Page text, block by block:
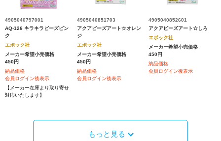
4905040797001
AQ-126 キラキラビーズピン
ク
エポック社
メーカー希望小売価格
450円
納品価格
会員ログイン後表示
【メーカー在庫より取り寄せ
対応いたします】
4905040851703
アクアビーズアート☆オレン
ジ
エポック社
メーカー希望小売価格
450円
納品価格
会員ログイン後表示
4905040852601
アクアビーズアート☆しろ
エポック社
メーカー希望小売価格
450円
納品価格
会員ログイン後表示
もっと見る